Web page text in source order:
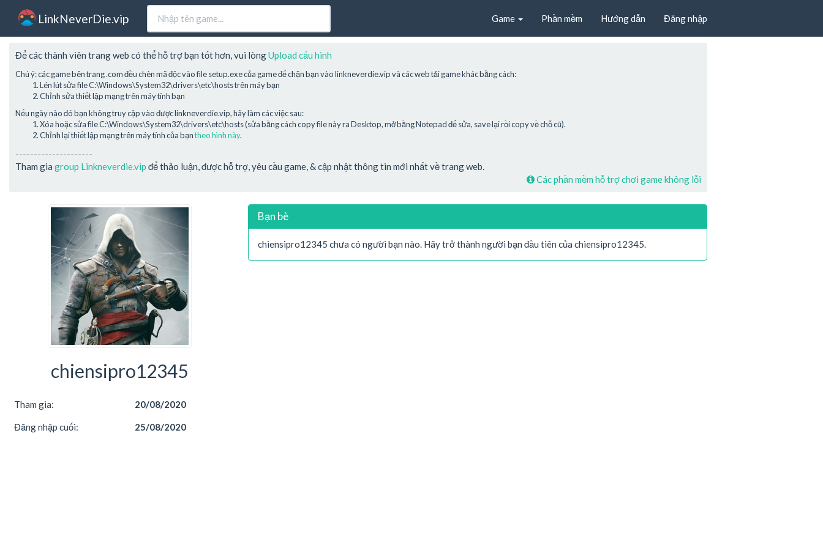
LinkNeverDie.vip Game Phần mềm Hướng dẫn Đăng nhập
Để các thành viên trang web có thể hỗ trợ bạn tốt hơn, vui lòngUpload cấu hình
Chú ý: các game bên trang .com đều chèn mã độc vào file setup.exe của game để chặn bạn vào linkneverdie.vip và các web tải game khác bằng cách:
Lén lút sửa file C:\Windows\System32\drivers\etc\hosts trên máy bạn
Chỉnh sửa thiết lập mạng trên máy tính bạn
Nếu ngày nào đó bạn không truy cập vào được linkneverdie.vip, hãy làm các việc sau:
Xóa hoặc sửa file C:\Windows\System32\drivers\etc\hosts (sửa bằng cách copy file này ra Desktop, mở bằng Notepad để sửa, save lại rồi copy về chỗ cũ).
Chỉnh lại thiết lập mạng trên máy tính của bạntheo hình này.
---------------------
Tham gia group Linkneverdie.vip để thảo luận, được hỗ trợ, yêu cầu game, & cập nhật thông tin mới nhất về trang web.
Các phần mềm hỗ trợ chơi game không lỗi
chiensipro12345
Tham gia: 20/08/2020
Đăng nhập cuối: 25/08/2020
Bạn bè
chiensipro12345 chưa có người bạn nào. Hãy trở thành người bạn đầu tiên của chiensipro12345.